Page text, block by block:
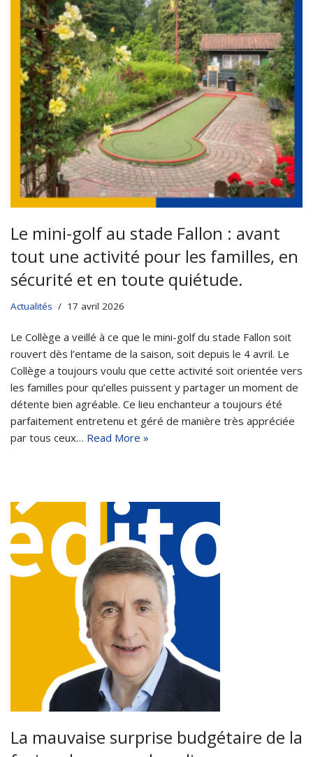
Le mini-golf au stade Fallon : avant
tout une activité pour les familles, en
sécurité et en toute quiétude.
Actualités 17 avril 2026
Le Collège a veillé à ce que le mini-golf du stade Fallon soit
rouvert dès l’entame de la saison, soit depuis le 4 avril. Le
Collège a toujours voulu que cette activité soit orientée vers
les familles pour qu’elles puissent y partager un moment de
détente bien agréable. Ce lieu enchanteur a toujours été
parfaitement entretenu et géré de manière très appréciée
par tous ceux… Read More »
La mauvaise surprise budgétaire de la